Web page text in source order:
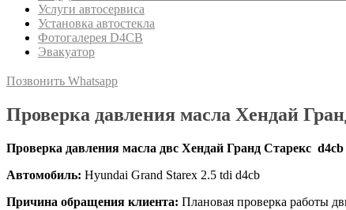
Услуги автосервиса
Установка автостекла
Фотогалерея D4CB
Эвакуатор
Позвонить Whatsapp
Проверка давления масла Хендай
Проверка давления масла двс Хендай Гранд Старекс d4cb
Автомобиль: Hyundai Grand Starex 2.5 tdi d4cb
Причина обращения клиента: Плановая проверка работы